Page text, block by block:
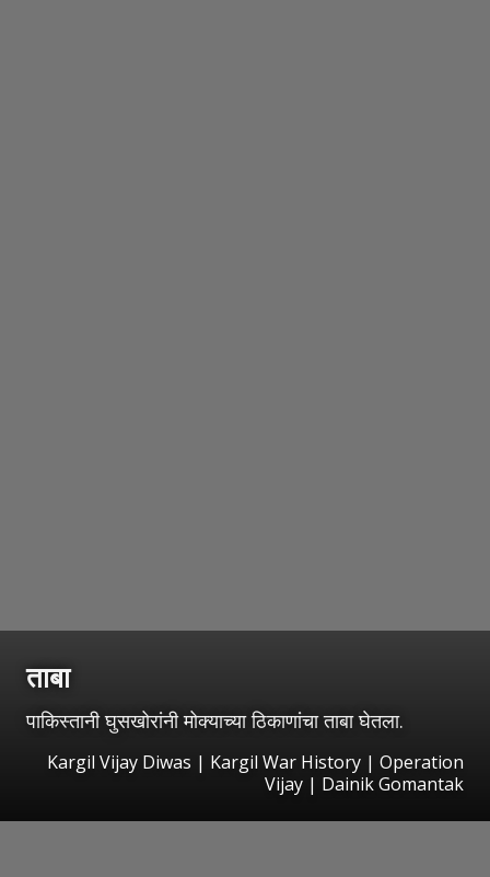
ताबा
पाकिस्तानी घुसखोरांनी मोक्याच्या ठिकाणांचा ताबा घेतला.
Kargil Vijay Diwas | Kargil War History | Operation
Vijay | Dainik Gomantak